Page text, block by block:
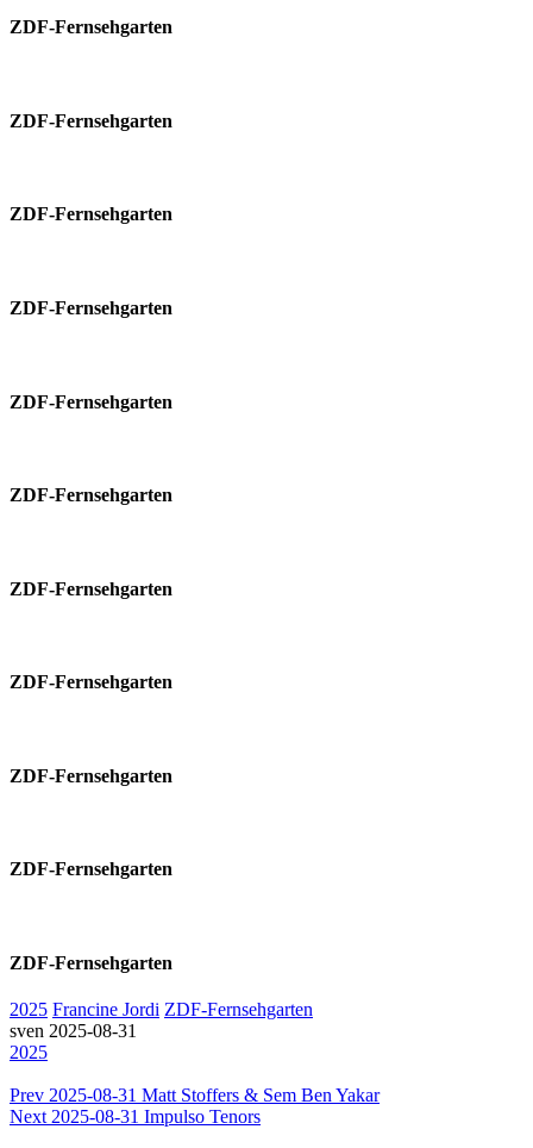
ZDF-Fernsehgarten
ZDF-Fernsehgarten
ZDF-Fernsehgarten
ZDF-Fernsehgarten
ZDF-Fernsehgarten
ZDF-Fernsehgarten
ZDF-Fernsehgarten
ZDF-Fernsehgarten
ZDF-Fernsehgarten
ZDF-Fernsehgarten
ZDF-Fernsehgarten
2025 Francine Jordi ZDF-Fernsehgarten
sven 2025-08-31
2025
Prev 2025-08-31 Matt Stoffers & Sem Ben Yakar
Next 2025-08-31 Impulso Tenors